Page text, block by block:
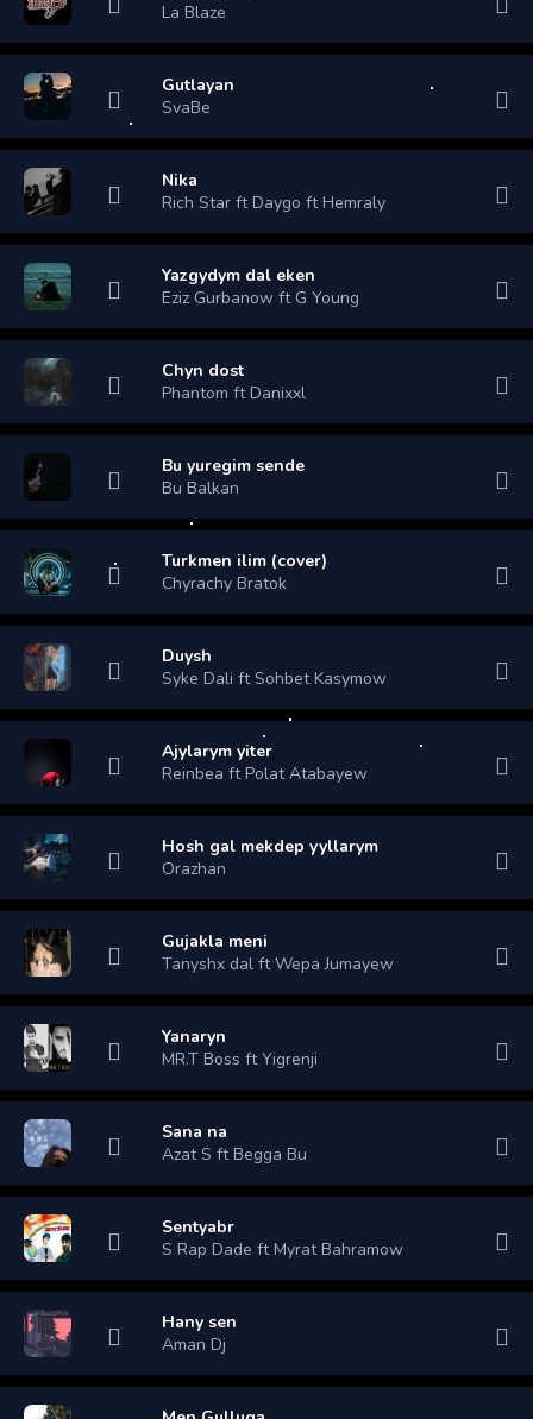
La Blaze
Gutlayan
SvaBe
Nika
Rich Star ft Daygo ft Hemraly
Yazgydym dal eken
Eziz Gurbanow ft G Young
Chyn dost
Phantom ft Danixxl
Bu yuregim sende
Bu Balkan
Turkmen ilim (cover)
Chyrachy Bratok
Duysh
Syke Dali ft Sohbet Kasymow
Ajylarym yiter
Reinbea ft Polat Atabayew
Hosh gal mekdep yyllarym
Orazhan
Gujakla meni
Tanyshx dal ft Wepa Jumayew
Yanaryn
MR.T Boss ft Yigrenji
Sana na
Azat S ft Begga Bu
Sentyabr
S Rap Dade ft Myrat Bahramow
Hany sen
Aman Dj